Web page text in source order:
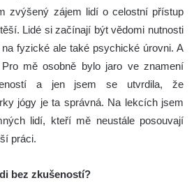
zvýšený zájem lidí o celostní přístup
Lidé si začínají být vědomi nutnosti
fyzické ale také psychické úrovni. A
mě osobně bylo jaro ve znamení
a jen jsem se utvrdila, že
jógy je ta správná. Na lekcích jsem
lidí, kteří mě neustále posouvají
práci.
bez zkušeností?